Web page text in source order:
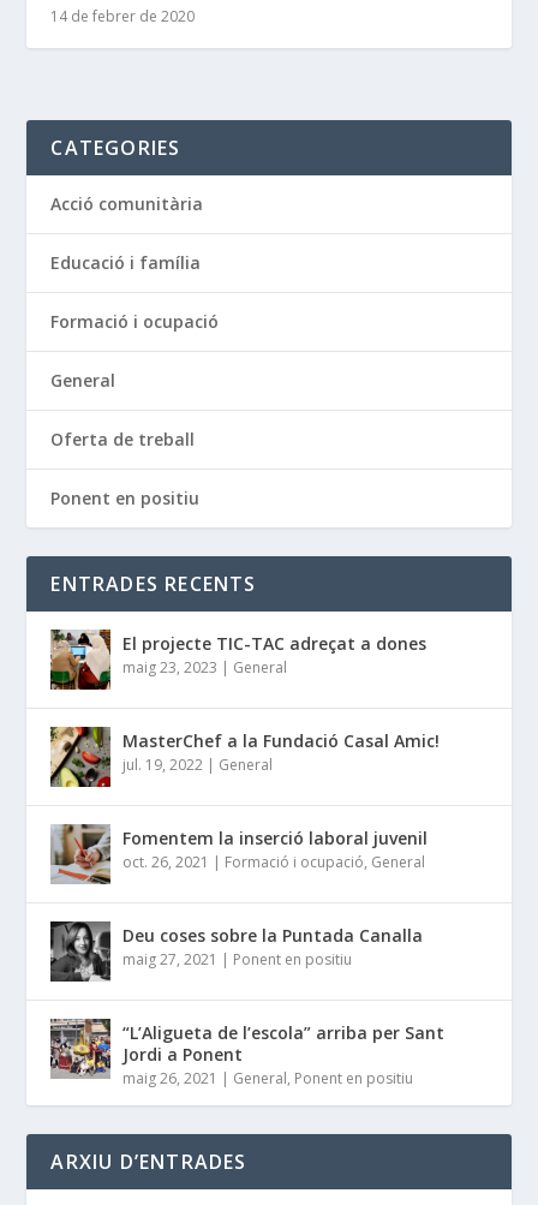
14 de febrer de 2020
CATEGORIES
Acció comunitària
Educació i família
Formació i ocupació
General
Oferta de treball
Ponent en positiu
ENTRADES RECENTS
El projecte TIC-TAC adreçat a dones
maig 23, 2023 | General
MasterChef a la Fundació Casal Amic!
jul. 19, 2022 | General
Fomentem la inserció laboral juvenil
oct. 26, 2021 | Formació i ocupació, General
Deu coses sobre la Puntada Canalla
maig 27, 2021 | Ponent en positiu
“L’Aligueta de l’escola” arriba per Sant
Jordi a Ponent
maig 26, 2021 | General, Ponent en positiu
ARXIU D’ENTRADES